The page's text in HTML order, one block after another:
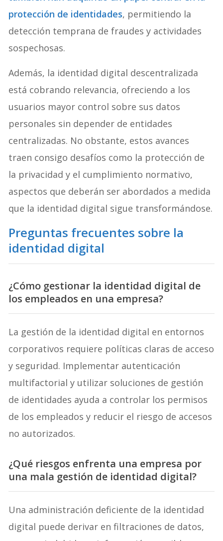
protección de identidades, permitiendo la
detección temprana de fraudes y actividades
sospechosas.
Además, la identidad digital descentralizada
está cobrando relevancia, ofreciendo a los
usuarios mayor control sobre sus datos
personales sin depender de entidades
centralizadas. No obstante, estos avances
traen consigo desafíos como la protección de
la privacidad y el cumplimiento normativo,
aspectos que deberán ser abordados a medida
que la identidad digital sigue transformándose.
Preguntas frecuentes sobre la
identidad digital
¿Cómo gestionar la identidad digital de
los empleados en una empresa?
La gestión de la identidad digital en entornos
corporativos requiere políticas claras de acceso
y seguridad. Implementar autenticación
multifactorial y utilizar soluciones de gestión
de identidades ayuda a controlar los permisos
de los empleados y reducir el riesgo de accesos
no autorizados.
¿Qué riesgos enfrenta una empresa por
una mala gestión de identidad digital?
Una administración deficiente de la identidad
digital puede derivar en filtraciones de datos,